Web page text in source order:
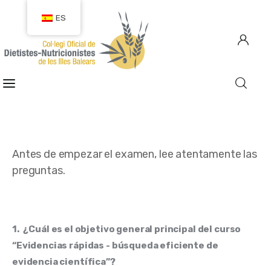
EMPLEO
TRANSPARENCIA
Antes de empezar el examen, lee atentamente las
preguntas.
1. ¿Cuál es el objetivo general principal del curso
“Evidencias rápidas - búsqueda eficiente de
evidencia científica”?
ES